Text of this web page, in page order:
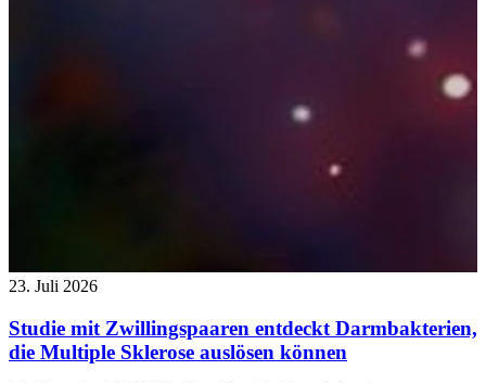
23. Juli 2026
Studie mit Zwillingspaaren entdeckt Darmbakterien,
die Multiple Sklerose auslösen können